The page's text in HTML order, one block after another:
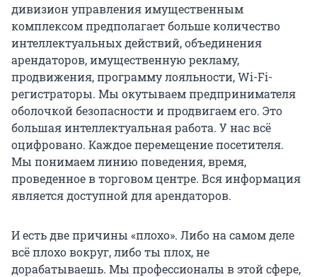
дивизион управления имущественным
комплексом предполагает больше количество
интеллектуальных действий, объединения
арендаторов, имущественную рекламу,
продвижения, программу лояльности, Wi-Fi-
регистраторы. Мы окутываем предпринимателя
оболочкой безопасности и продвигаем его. Это
большая интеллектуальная работа. У нас всё
оцифровано. Каждое перемещение посетителя.
Мы понимаем линию поведения, время,
проведенное в торговом центре. Вся информация
является доступной для арендаторов.
И есть две причины «плохо». Либо на самом деле
всё плохо вокруг, либо ты плох, не
дорабатываешь. Мы профессионалы в этой сфере,